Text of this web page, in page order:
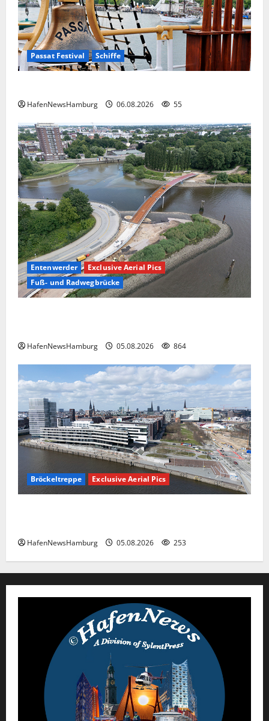
Passat Festival Schiffe
HafenNewsHamburg 06.08.2026 55
Entenwerder
Exclusive Aerial Pics
Fuß- und Radwegbrücke
HafenNewsHamburg 05.08.2026 864
Bröckeltreppe Exclusive Aerial Pics
HafenNewsHamburg 05.08.2026 253